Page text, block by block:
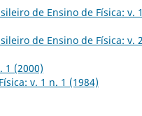
de Ensino de Física: v.
de Ensino de Física: v.
1 (2000)
v. 1 n. 1 (1984)